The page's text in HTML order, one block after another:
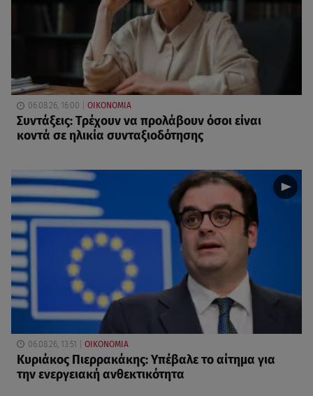
06.08.26, 16:00 ΟΙΚΟΝΟΜΙΑ
Συντάξεις: Τρέχουν να προλάβουν όσοι είναι
κοντά σε ηλικία συνταξιοδότησης
06.08.26, 13:51 ΟΙΚΟΝΟΜΙΑ
Κυριάκος Πιερρακάκης: Υπέβαλε το αίτημα για
την ενεργειακή ανθεκτικότητα